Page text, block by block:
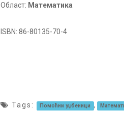
Област: Математика
ISBN: 86-80135-70-4
Tags: Помоћни уџбеници ,